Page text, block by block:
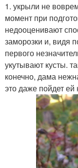
1. укрыли не
момент при
недооценивают
заморозки и, видя
первого
укутывают кусты.
конечно, дама
это даже пойдет ей